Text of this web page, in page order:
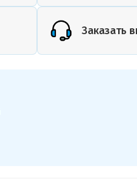
Заказать